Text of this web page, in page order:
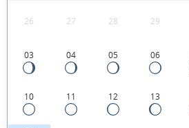
26 27 28 29
03 04 05 06
10 11 12 13